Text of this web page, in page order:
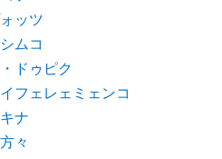
ッツ
ムコ
ドゥピク
フェレェミェンコ
ナ
々